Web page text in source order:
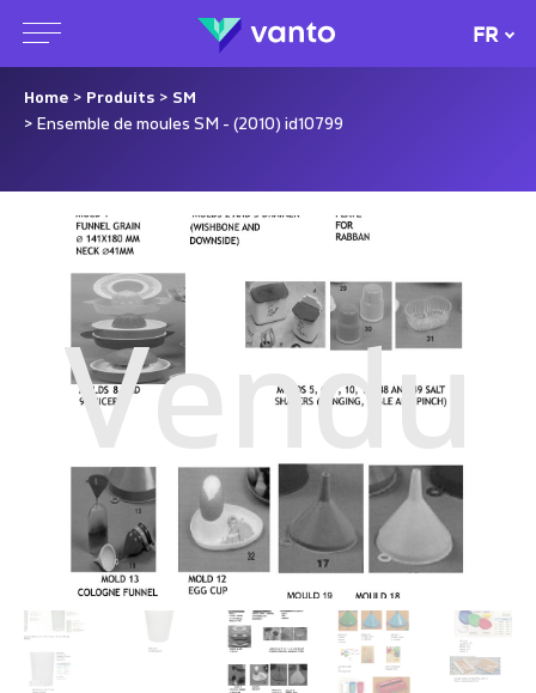
FR
Home > Produits > SM
> Ensemble de moules SM - (2010) id10799
Vendu